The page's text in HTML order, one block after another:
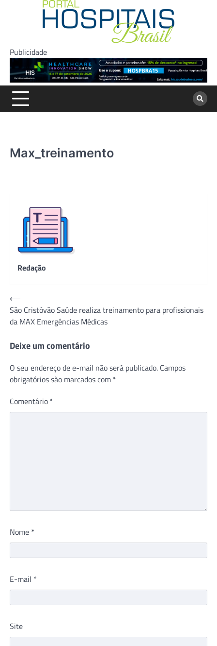
Publicidade
Max_treinamento
Redação
Navegação
de
Post
⟵
São Cristóvão Saúde realiza treinamento para profissionais
da MAX Emergências Médicas
Deixe um comentário
O seu endereço de e-mail não será publicado. Campos
obrigatórios são marcados com *
Comentário *
Nome *
E-mail *
Site